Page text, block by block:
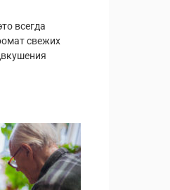
всегда
свежих